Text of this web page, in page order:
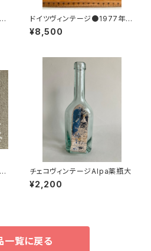
ドイツヴィンテージ●1977年ポ
ケットカレンダーKDT手帳未使
用DDR
¥8,500
チェコヴィンテージAlpa薬瓶大
¥2,200
一覧に戻る